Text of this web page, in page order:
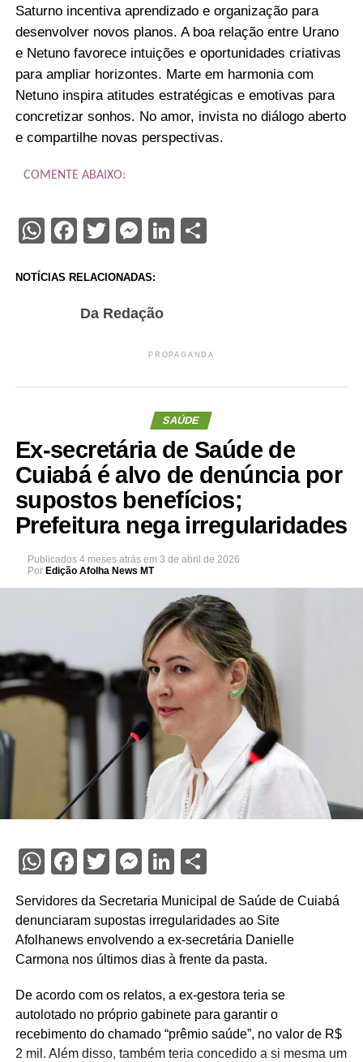
Saturno incentiva aprendizado e organização para
desenvolver novos planos. A boa relação entre Urano
e Netuno favorece intuições e oportunidades criativas
para ampliar horizontes. Marte em harmonia com
Netuno inspira atitudes estratégicas e emotivas para
concretizar sonhos. No amor, invista no diálogo aberto
e compartilhe novas perspectivas.
COMENTE ABAIXO:
WhatsApp
Facebook
Twitter
Messenger
LinkedIn
Share
NOTÍCIAS RELACIONADAS:
Da Redação
PROPAGANDA
SAÚDE
Ex-secretária de Saúde de
Cuiabá é alvo de denúncia por
supostos benefícios;
Prefeitura nega irregularidades
Publicados 4 meses atrás em 3 de abril de 2026
Por Edição Afolha News MT
WhatsApp
Facebook
Twitter
Messenger
LinkedIn
Share
Servidores da Secretaria Municipal de Saúde de Cuiabá
denunciaram supostas irregularidades ao Site
Afolhanews envolvendo a ex-secretária Danielle
Carmona nos últimos dias à frente da pasta.
De acordo com os relatos, a ex-gestora teria se
autolotado no próprio gabinete para garantir o
recebimento do chamado “prêmio saúde”, no valor de R$
2 mil. Além disso, também teria concedido a si mesma um